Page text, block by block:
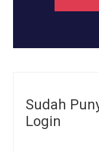
Sudah
Login